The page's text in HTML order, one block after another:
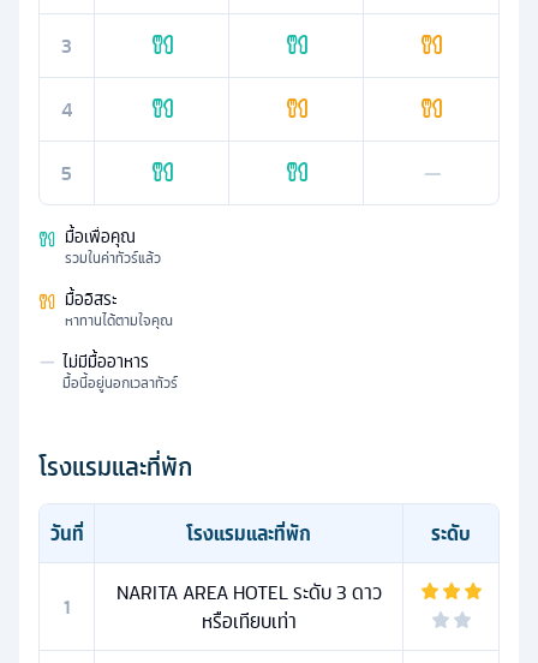
3
4
5 —
มื้อเพื่อคุณ
รวมในค่าทัวร์แล้ว
มื้ออิสระ
หาทานได้ตามใจคุณ
— ไม่มีมื้ออาหาร
มื้อนี้อยู่นอกเวลาทัวร์
โรงแรมและที่พัก
วันที่ โรงแรมและที่พัก ระดับ
1
NARITA AREA HOTEL ระดับ 3 ดาว
หรือเทียบเท่า